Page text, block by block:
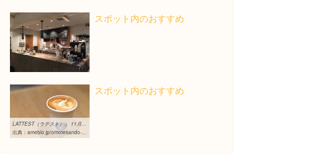
スポット内のおすすめ
出典： ameblo.jp/omotesando-info/entry-11398995858.html
スポット内のおすすめ